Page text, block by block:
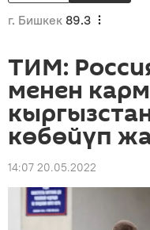
г. Бишкек 89.3
ТИМ:
менен
көбөйүп
14:07 20.05.2022